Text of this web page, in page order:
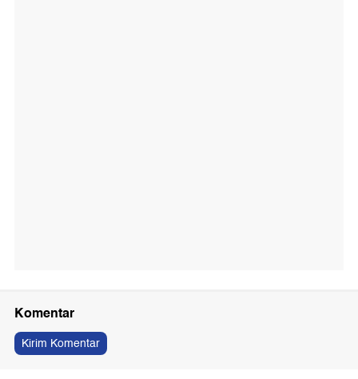
Komentar
Kirim Komentar